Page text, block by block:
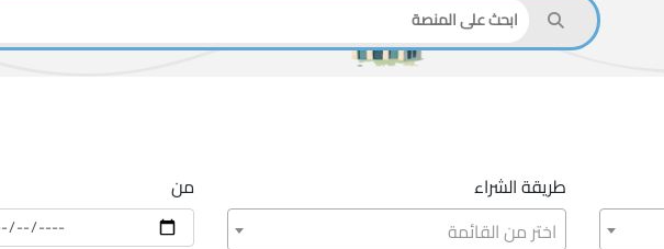
طريقة الشراء
اختر من القائمة
من